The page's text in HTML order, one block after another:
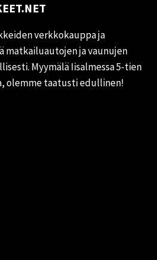
verkkokauppa ja
matkailuautojen ja vaunujen
Myymälä Iisalmessa 5-tien
olemme taatusti edullinen!